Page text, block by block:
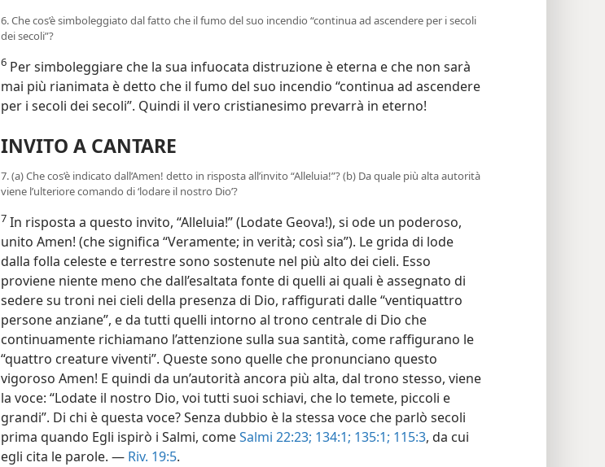
6. Che cos’è simboleggiato dal fatto che il fumo del suo incendio “continua ad ascendere per i secoli
dei secoli”?
6 Per simboleggiare che la sua infuocata distruzione è eterna e che non sarà
mai più rianimata è detto che il fumo del suo incendio “continua ad ascendere
per i secoli dei secoli”. Quindi il vero cristianesimo prevarrà in eterno!
INVITO A CANTARE
7. (a) Che cos’è indicato dall’Amen! detto in risposta all’invito “Alleluia!”? (b) Da quale più alta autorità
viene l’ulteriore comando di ‘lodare il nostro Dio’?
7 In risposta a questo invito, “Alleluia!” (Lodate Geova!), si ode un poderoso,
unito Amen! (che significa “Veramente; in verità; così sia”). Le grida di lode
dalla folla celeste e terrestre sono sostenute nel più alto dei cieli. Esso
proviene niente meno che dall’esaltata fonte di quelli ai quali è assegnato di
sedere su troni nei cieli della presenza di Dio, raffigurati dalle “ventiquattro
persone anziane”, e da tutti quelli intorno al trono centrale di Dio che
continuamente richiamano l’attenzione sulla sua santità, come raffigurano le
“quattro creature viventi”. Queste sono quelle che pronunciano questo
vigoroso Amen! E quindi da un’autorità ancora più alta, dal trono stesso, viene
la voce: “Lodate il nostro Dio, voi tutti suoi schiavi, che lo temete, piccoli e
grandi”. Di chi è questa voce? Senza dubbio è la stessa voce che parlò secoli
prima quando Egli ispirò i Salmi, comeSalmi 22:23; 134:1; 135:1; 115:3, da cui
egli cita le parole. — Riv. 19:5.